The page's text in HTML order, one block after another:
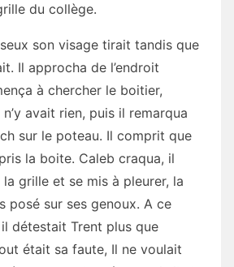
du collège.
son visage tirait tandis que
Il approcha de l’endroit
à chercher le boitier,
n’y avait rien, puis il remarqua
sur le poteau. Il comprit que
la boite. Caleb craqua, il
la grille et se mis à pleurer, la
posé sur ses genoux. A ce
détestait Trent plus que
était sa faute, Il ne voulait